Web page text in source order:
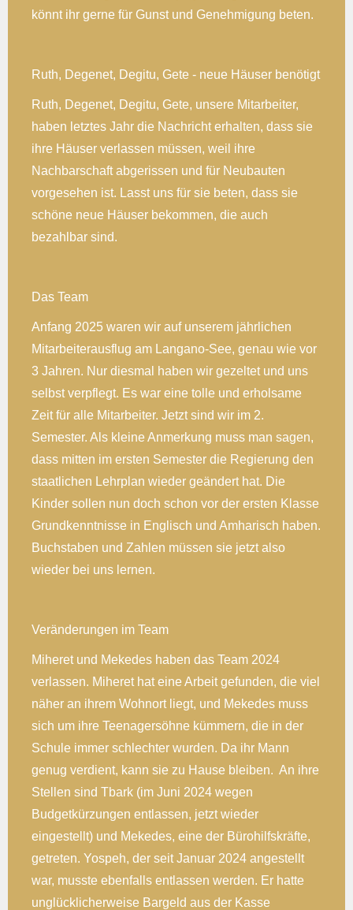
könnt ihr gerne für Gunst und Genehmigung beten.
Ruth, Degenet, Degitu, Gete - neue Häuser benötigt
Ruth, Degenet, Degitu, Gete, unsere Mitarbeiter,
haben letztes Jahr die Nachricht erhalten, dass sie
ihre Häuser verlassen müssen, weil ihre
Nachbarschaft abgerissen und für Neubauten
vorgesehen ist. Lasst uns für sie beten, dass sie
schöne neue Häuser bekommen, die auch
bezahlbar sind.
Das Team
Anfang 2025 waren wir auf unserem jährlichen
Mitarbeiterausflug am Langano-See, genau wie vor
3 Jahren. Nur diesmal haben wir gezeltet und uns
selbst verpflegt. Es war eine tolle und erholsame
Zeit für alle Mitarbeiter. Jetzt sind wir im 2.
Semester. Als kleine Anmerkung muss man sagen,
dass mitten im ersten Semester die Regierung den
staatlichen Lehrplan wieder geändert hat. Die
Kinder sollen nun doch schon vor der ersten Klasse
Grundkenntnisse in Englisch und Amharisch haben.
Buchstaben und Zahlen müssen sie jetzt also
wieder bei uns lernen.
Veränderungen im Team
Miheret und Mekedes haben das Team 2024
verlassen. Miheret hat eine Arbeit gefunden, die viel
näher an ihrem Wohnort liegt, und Mekedes muss
sich um ihre Teenagersöhne kümmern, die in der
Schule immer schlechter wurden. Da ihr Mann
genug verdient, kann sie zu Hause bleiben. An ihre
Stellen sind Tbark (im Juni 2024 wegen
Budgetkürzungen entlassen, jetzt wieder
eingestellt) und Mekedes, eine der Bürohilfskräfte,
getreten. Yospeh, der seit Januar 2024 angestellt
war, musste ebenfalls entlassen werden. Er hatte
unglücklicherweise Bargeld aus der Kasse